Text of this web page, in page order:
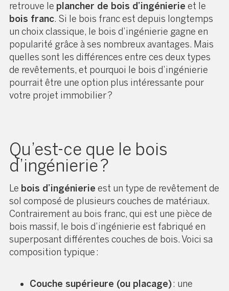
retrouve le plancher de bois d’ingénierie et le
bois franc. Si le bois franc est depuis longtemps
un choix classique, le bois d’ingénierie gagne en
popularité grâce à ses nombreux avantages. Mais
quelles sont les différences entre ces deux types
de revêtements, et pourquoi le bois d’ingénierie
pourrait être une option plus intéressante pour
votre projet immobilier ?
Qu’est-ce que le bois
d’ingénierie ?
Le bois d’ingénierie est un type de revêtement de
sol composé de plusieurs couches de matériaux.
Contrairement au bois franc, qui est une pièce de
bois massif, le bois d’ingénierie est fabriqué en
superposant différentes couches de bois. Voici sa
composition typique :
Couche supérieure (ou placage): une